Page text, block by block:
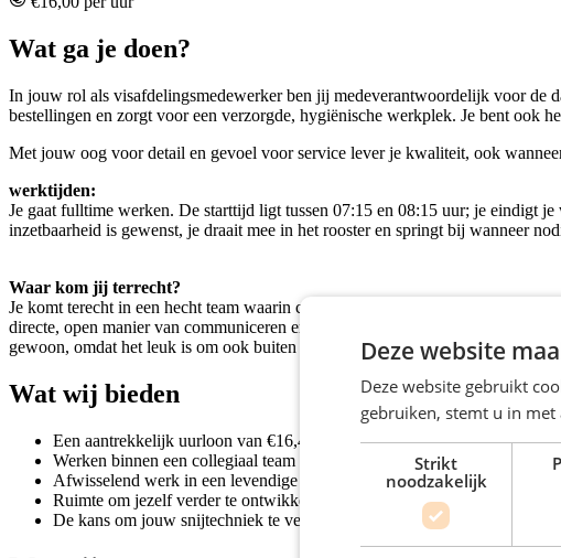
Wat ga je doen?
In jouw rol als visafdelingsmedewerkerben jij medeverantwoordelijk voor de
bestellingen en zorgt voor een verzorgde, hygiënische werkplek. Je bent ook
Met jouw oog voor detail en gevoel voor service lever je kwaliteit, ook
werktijden:
Je gaat fulltime werken. De starttijd ligt tussen 07:15 en 08:15 uur; je eindigt
inzetbaarheid is gewenst, je draait mee in het rooster en springt bij wanneer
Waar kom jij terrecht?
Je komt terecht in een hecht team waarin collega’s elkaar goed aanvoelen en
directe, open manier van communiceren en ruimte voor een grap op z’n tijd.
gewoon, omdat het leuk is om ook buiten het werk contact te hebben. Een
Wat wij bieden
Een aantrekkelijk uurloon van €16,44;
Werken binnen een collegiaal team met een open en ontspannen sfeer;
Afwisselend werk in een levendige en energieke omgeving;
Ruimte om jezelf verder te ontwikkelen, zowel in kennis als in praktijk;
De kans om jouw snijtechniek te verfijnen en verder onder de knie te
Deze website
Deze website gebruikt
gebruiken, stemt u in
Strikt
noodzakelijk